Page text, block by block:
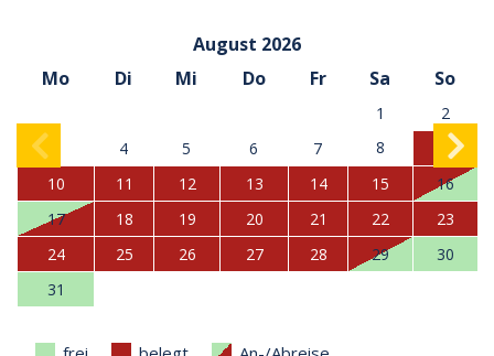
August 2026
Mo
Di Mi Do Fr Sa So
1
2
4 5 6 7 8
9
10
11 12 13 14 15
16
17
18 19 20 21 22
23
24
25 26 27 28 29
30
31